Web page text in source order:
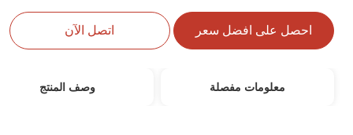
احصل على افضل سعر اتصل الآن
معلومات مفصلة وصف المنتج